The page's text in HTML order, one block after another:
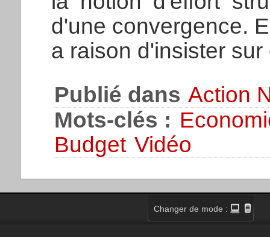
d'une convergence.
a raison d'insister
Publié dans Action
Mots-clés :
Budget Vidéo
Changer de mode :